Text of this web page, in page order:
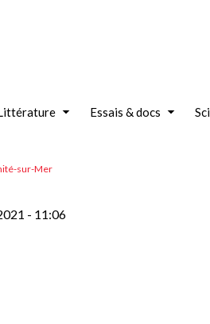
Essais & docs
sur-Mer
- 11:06